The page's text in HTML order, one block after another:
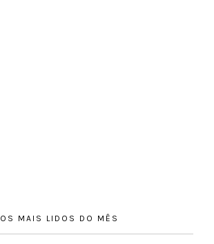
OS MAIS LIDOS DO MÊS